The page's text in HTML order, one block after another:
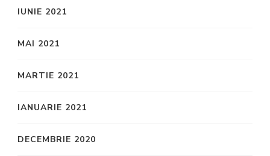
IUNIE 2021
MAI 2021
MARTIE 2021
IANUARIE 2021
DECEMBRIE 2020